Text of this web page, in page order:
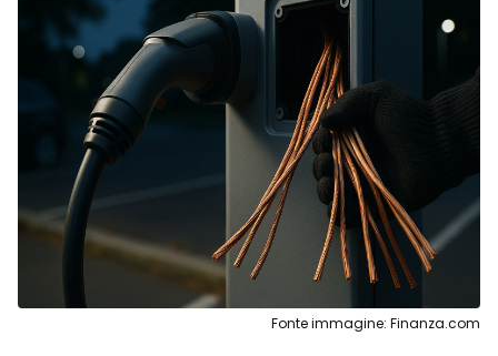
Fonte immagine: Finanza.com